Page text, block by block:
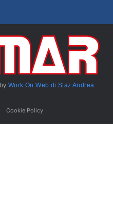
Work On Web di Staz Andrea
Cookie Policy